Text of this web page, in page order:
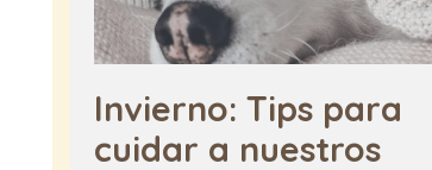
Invierno: Tips para
cuidar a nuestros